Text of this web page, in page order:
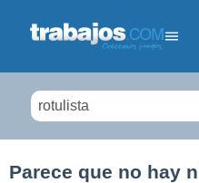
Parece que no hay